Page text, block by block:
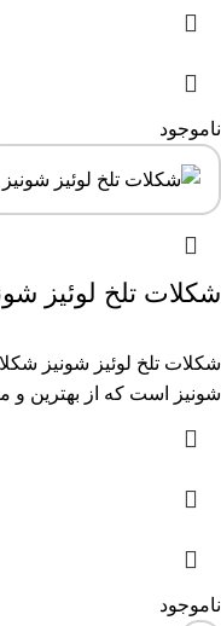
ناموجود
شکلات تلخ لوئیز
شکلات تلخ لوئیز شونیز
شونیز است که از بهترین و
ناموجود